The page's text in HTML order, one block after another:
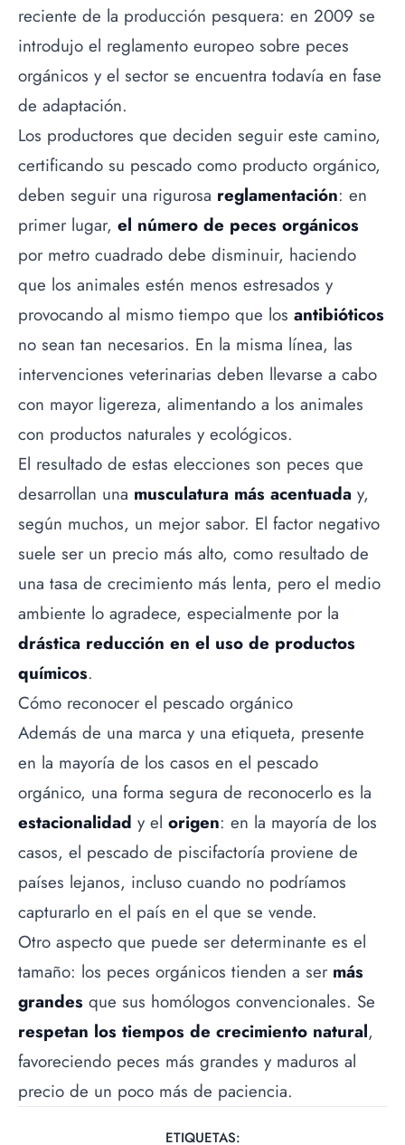
reciente de la producción pesquera: en 2009 se
introdujo el reglamento europeo sobre peces
orgánicos y el sector se encuentra todavía en fase
de adaptación.
Los productores que deciden seguir este camino,
certificando su pescado como producto orgánico,
deben seguir una rigurosa reglamentación: en
primer lugar, el número de peces orgánicos
por metro cuadrado debe disminuir, haciendo
que los animales estén menos estresados y
provocando al mismo tiempo que los antibióticos
no sean tan necesarios. En la misma línea, las
intervenciones veterinarias deben llevarse a cabo
con mayor ligereza, alimentando a los animales
con productos naturales y ecológicos.
El resultado de estas elecciones son peces que
desarrollan una musculatura más acentuada y,
según muchos, un mejor sabor. El factor negativo
suele ser un precio más alto, como resultado de
una tasa de crecimiento más lenta, pero el medio
ambiente lo agradece, especialmente por la
drástica reducción en el uso de productos
químicos.
Cómo reconocer el pescado orgánico
Además de una marca y una etiqueta, presente
en la mayoría de los casos en el pescado
orgánico, una forma segura de reconocerlo es la
estacionalidad y el origen: en la mayoría de los
casos, el pescado de piscifactoría proviene de
países lejanos, incluso cuando no podríamos
capturarlo en el país en el que se vende.
Otro aspecto que puede ser determinante es el
tamaño: los peces orgánicos tienden a ser más
grandes que sus homólogos convencionales. Se
respetan los tiempos de crecimiento natural,
favoreciendo peces más grandes y maduros al
precio de un poco más de paciencia.
ETIQUETAS: